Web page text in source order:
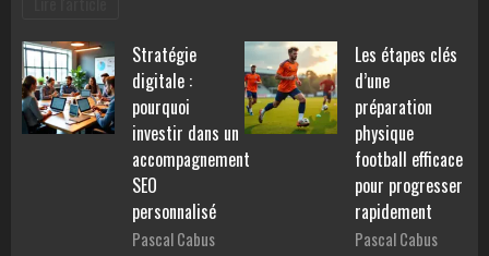
Stratégie
digitale :
pourquoi
investir dans un
accompagnement
SEO
personnalisé
Pascal Cabus
Les étapes clés
d’une
préparation
physique
football efficace
pour progresser
rapidement
Pascal Cabus